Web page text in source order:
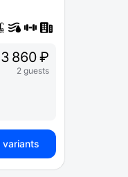
860 ₽
2 guests
variants